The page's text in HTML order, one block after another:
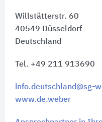
Willstätterstr. 60
40549 Düsseldorf
Deutschland
Tel. +49 211 913690
info.deutschland@sg-
www.de.weber